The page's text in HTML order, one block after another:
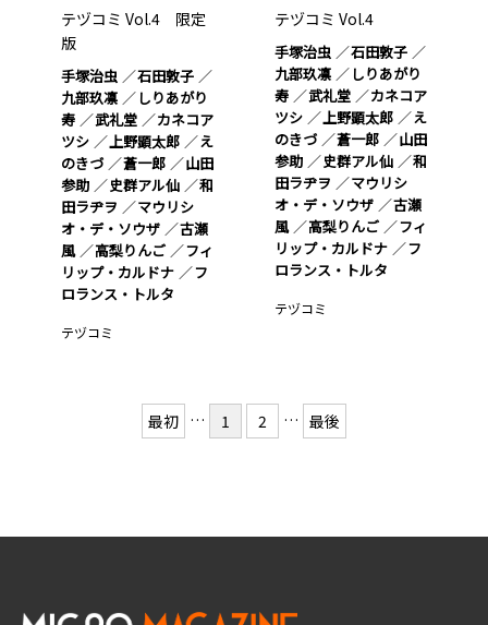
テヅコミ Vol.4 限定
版
手塚治虫
石田敦子
九部玖凛
しりあがり
寿
武礼堂
カネコア
ツシ
上野顕太郎
え
のきづ
蒼一郎
山田
参助
史群アル仙
和
田ラヂヲ
マウリシ
オ・デ・ソウザ
古瀬
風
高梨りんご
フィ
リップ・カルドナ
フ
ロランス・トルタ
テヅコミ
テヅコミ Vol.4
手塚治虫
石田敦子
九部玖凛
しりあがり
寿
武礼堂
カネコア
ツシ
上野顕太郎
え
のきづ
蒼一郎
山田
参助
史群アル仙
和
田ラヂヲ
マウリシ
オ・デ・ソウザ
古瀬
風
高梨りんご
フィ
リップ・カルドナ
フ
ロランス・トルタ
テヅコミ
最初 … 1 2 … 最後